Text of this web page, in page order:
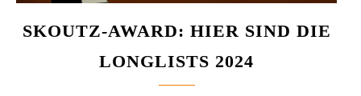
SKOUTZ-AWARD: HIER SIND DIE
LONGLISTS 2024